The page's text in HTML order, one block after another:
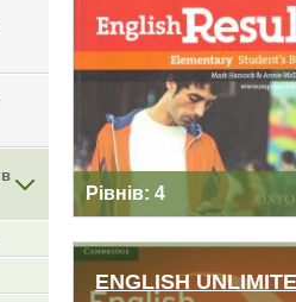
Рівнів: 4
ENGLISH